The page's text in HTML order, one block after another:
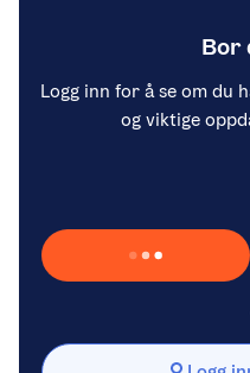
Bor
Logg inn for å se om du
og viktige
Laster inn Vipps …